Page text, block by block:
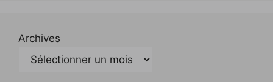
Archives